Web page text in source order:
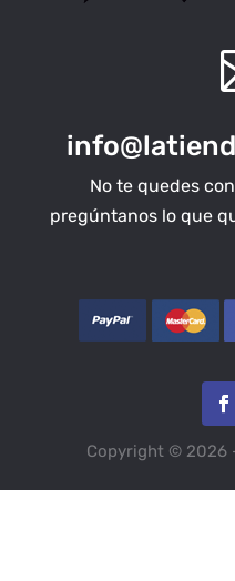
No te quedes con
pregúntanos lo que
Copyright © 2026